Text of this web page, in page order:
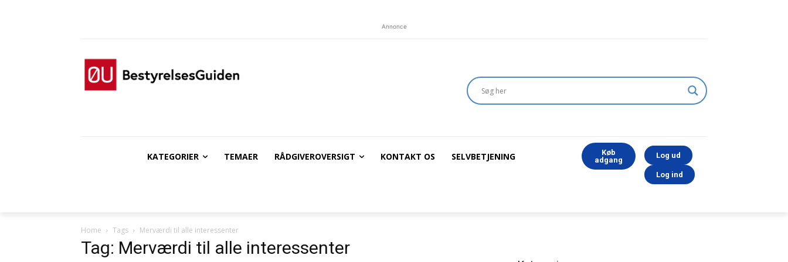
Annonce
KATEGORIER TEMAER RÅDGIVEROVERSIGT KONTAKT OS SELVBETJENING
Køb
adgang
Log ud
Log ind
Home Tags Merværdi til alle interessenter
Tag: Merværdi til alle interessenter